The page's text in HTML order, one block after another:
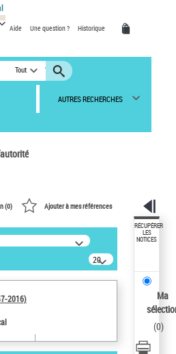
Aide Une question ? Historique
Tout
AUTRES RECHERCHES
les
2016)
(0) Ajouter à mes références
20
résultats/page
2016)
RÉCUPÉRER
LES
NOTICES
Ma
(0)